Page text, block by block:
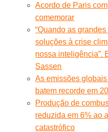
Acordo de Paris
comemorar
“Quando as
soluções à crise
nossa inteligência”.
Sassen
As emissões
batem recorde em
Produção de
reduzida em 6% ao
catastrófico